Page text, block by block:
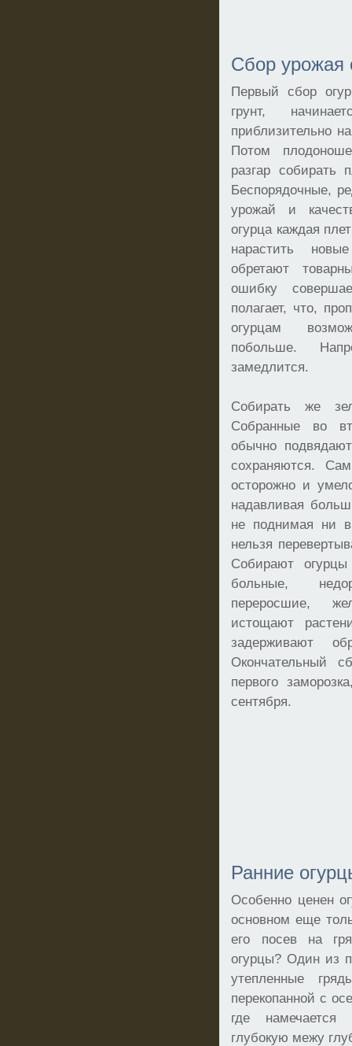
Сбор урожая
Первый сбор
грунт,
приблизительно
Потом
разгар собирать
Беспорядочные,
урожай и
огурца каждая
нарастить
обретают
ошибку
полагает, что,
огурцам
побольше.
замедлится.
Собирать же
Собранные во
обычно
сохраняются.
осторожно и
надавливая
не поднимая ни
нельзя
Собирают
больные,
переросшие,
истощают
задерживают
Окончательный
первого
сентября.
Ранние
Особенно ценен
основном еще
его посев на
огурцы? Один из
утепленные
перекопанной с
где намечается
глубокую межу